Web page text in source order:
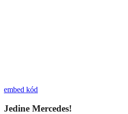
embed kód
Jedine Mercedes!